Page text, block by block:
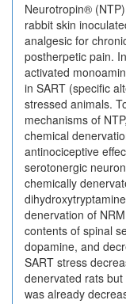
Neurotropin®
rabbit skin
analgesic for
postherpetic pain.
activated
in SART (specific
stressed animals.
mechanisms of
chemical
antinociceptive
serotonergic
chemically
denervation of
contents of spinal
dopamine, and
SART stress
denervated rats
was already